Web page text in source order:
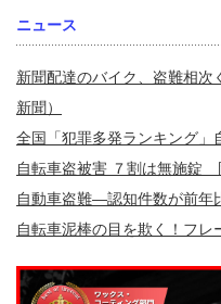
ニュース
新聞配達のバイク、盗難相
新聞）
全国「犯罪多発ランキング」
自転車盗被害 ７割は無施錠
自動車盗難—認知件数が前
自転車泥棒の目を欺く！フ